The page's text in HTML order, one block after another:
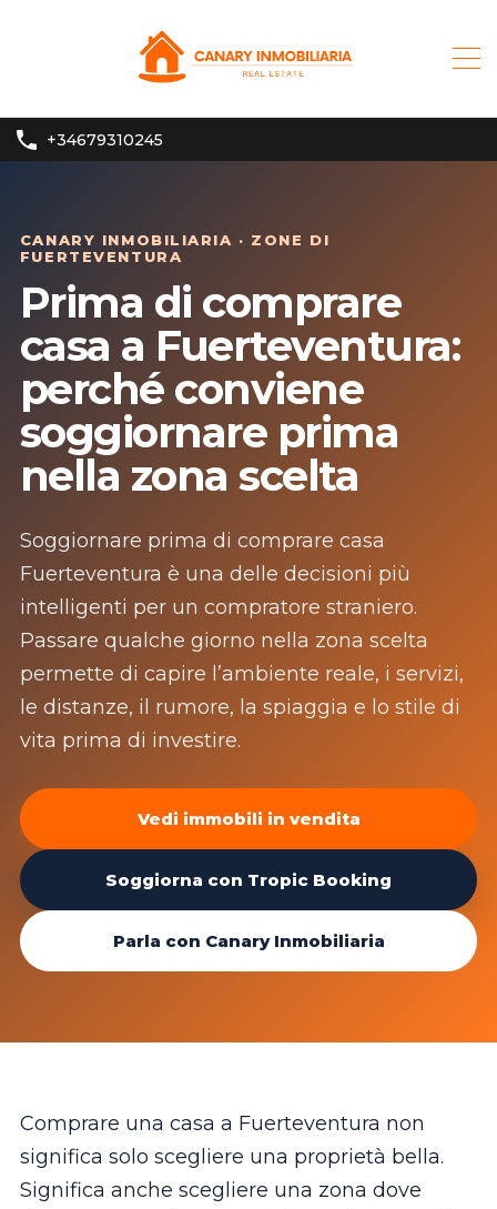
+34679310245
CANARY INMOBILIARIA · ZONE DI
FUERTEVENTURA
Prima di comprare
casa a Fuerteventura:
perché conviene
soggiornare prima
nella zona scelta
Soggiornare prima di comprare casa
Fuerteventura è una delle decisioni più
intelligenti per un compratore straniero.
Passare qualche giorno nella zona scelta
permette di capire l’ambiente reale, i servizi,
le distanze, il rumore, la spiaggia e lo stile di
vita prima di investire.
Vedi immobili in vendita
Soggiorna con Tropic Booking
Parla con Canary Inmobiliaria
Comprare una casa a Fuerteventura non
significa solo scegliere una proprietà bella.
Significa anche scegliere una zona dove